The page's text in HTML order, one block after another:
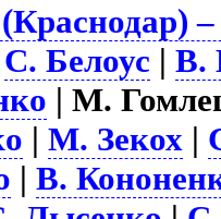
–
С. Белоус |В.
| М.
|М. Зекох |
|В.